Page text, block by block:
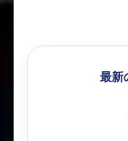
最新